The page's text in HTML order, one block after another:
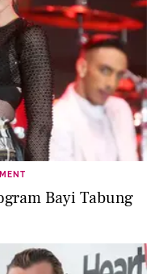
Bayi Tabung